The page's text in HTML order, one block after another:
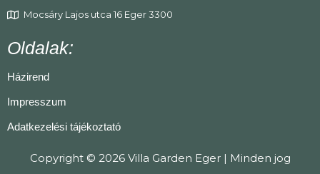
Mocsáry Lajos utca 16 Eger 3300
Oldalak:
Házirend
Impresszum
Adatkezelési tájékoztató
Copyright © 2026 Villa Garden Eger | Minden jog